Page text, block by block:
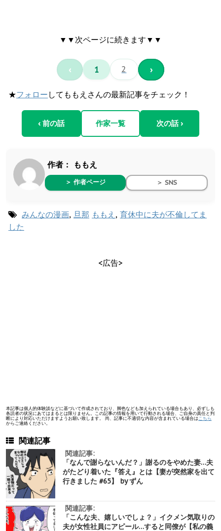
▼▼次ページに続きます▼▼
‹ 1 2 ›
★フォロー してももえさんの最新記事をチェック！
‹ 前の話 作家一覧 次の話 ›
作者： ももえ
＞ 作者ページ ＞ SNS
みんなの漫画, 旦那 ももえ , 育休中に夫が不倫してま
した
<広告>
本記事は個人的体験談などに基づいて作成されており、脚色なども加えられている場合もあり、必ずしも
各読者の状況にあてはまるとは限りません。この記事の情報を用いて行動される場合、ご自身の責任と判
断により対応いただけますようお願い致します。 尚、記事に不適切な内容が含まれている場合は こちら
からご連絡ください。
関連記事
関連記事:
「なんで謝らないんだ？」謝るのをやめた妻…夫
がたどり着いた『答え』とは【妻が突然家を出て
行きました #65】 by ずん
関連記事:
「こんな夫、嬉しいでしょ？」イクメン気取りの
夫が女性社員にアピール…すると同僚が【私の義